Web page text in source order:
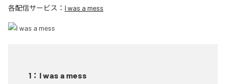
各配信サービス： I was a mess
1 ： I was a mess